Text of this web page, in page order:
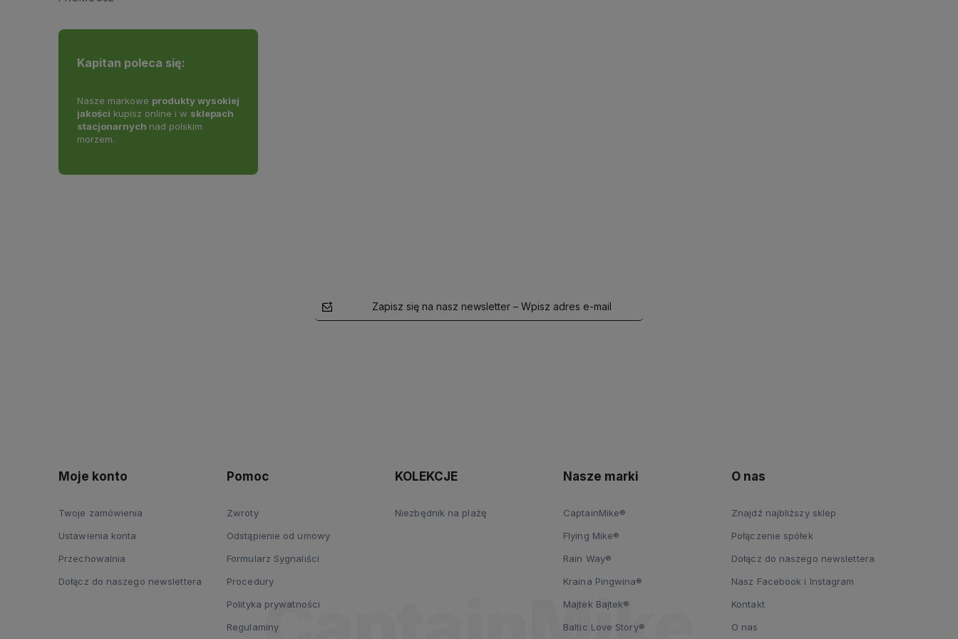
Kapitan poleca się:
Nasze markowe produkty wysokiej
jakości kupisz online i w sklepach
stacjonarnych nad polskim
morzem.
Zapisz się na nasz newsletter – Wpisz adres e-mail
Moje konto
Twoje zamówienia
Ustawienia konta
Przechowalnia
Dołącz do naszego newslettera
Pomoc
Zwroty
Odstąpienie od umowy
Formularz Sygnaliści
Procedury
Polityka prywatności
Regulaminy
KOLEKCJE
Niezbędnik na plażę
Nasze marki
CaptainMike®
Flying Mike®
Rain Way®
Kraina Pingwina®
Majtek Bajtek®
Baltic Love Story®
O nas
Znajdź najbliższy sklep
Połączenie spółek
Dołącz do naszego newslettera
Nasz Facebook i Instagram
Kontakt
O nas